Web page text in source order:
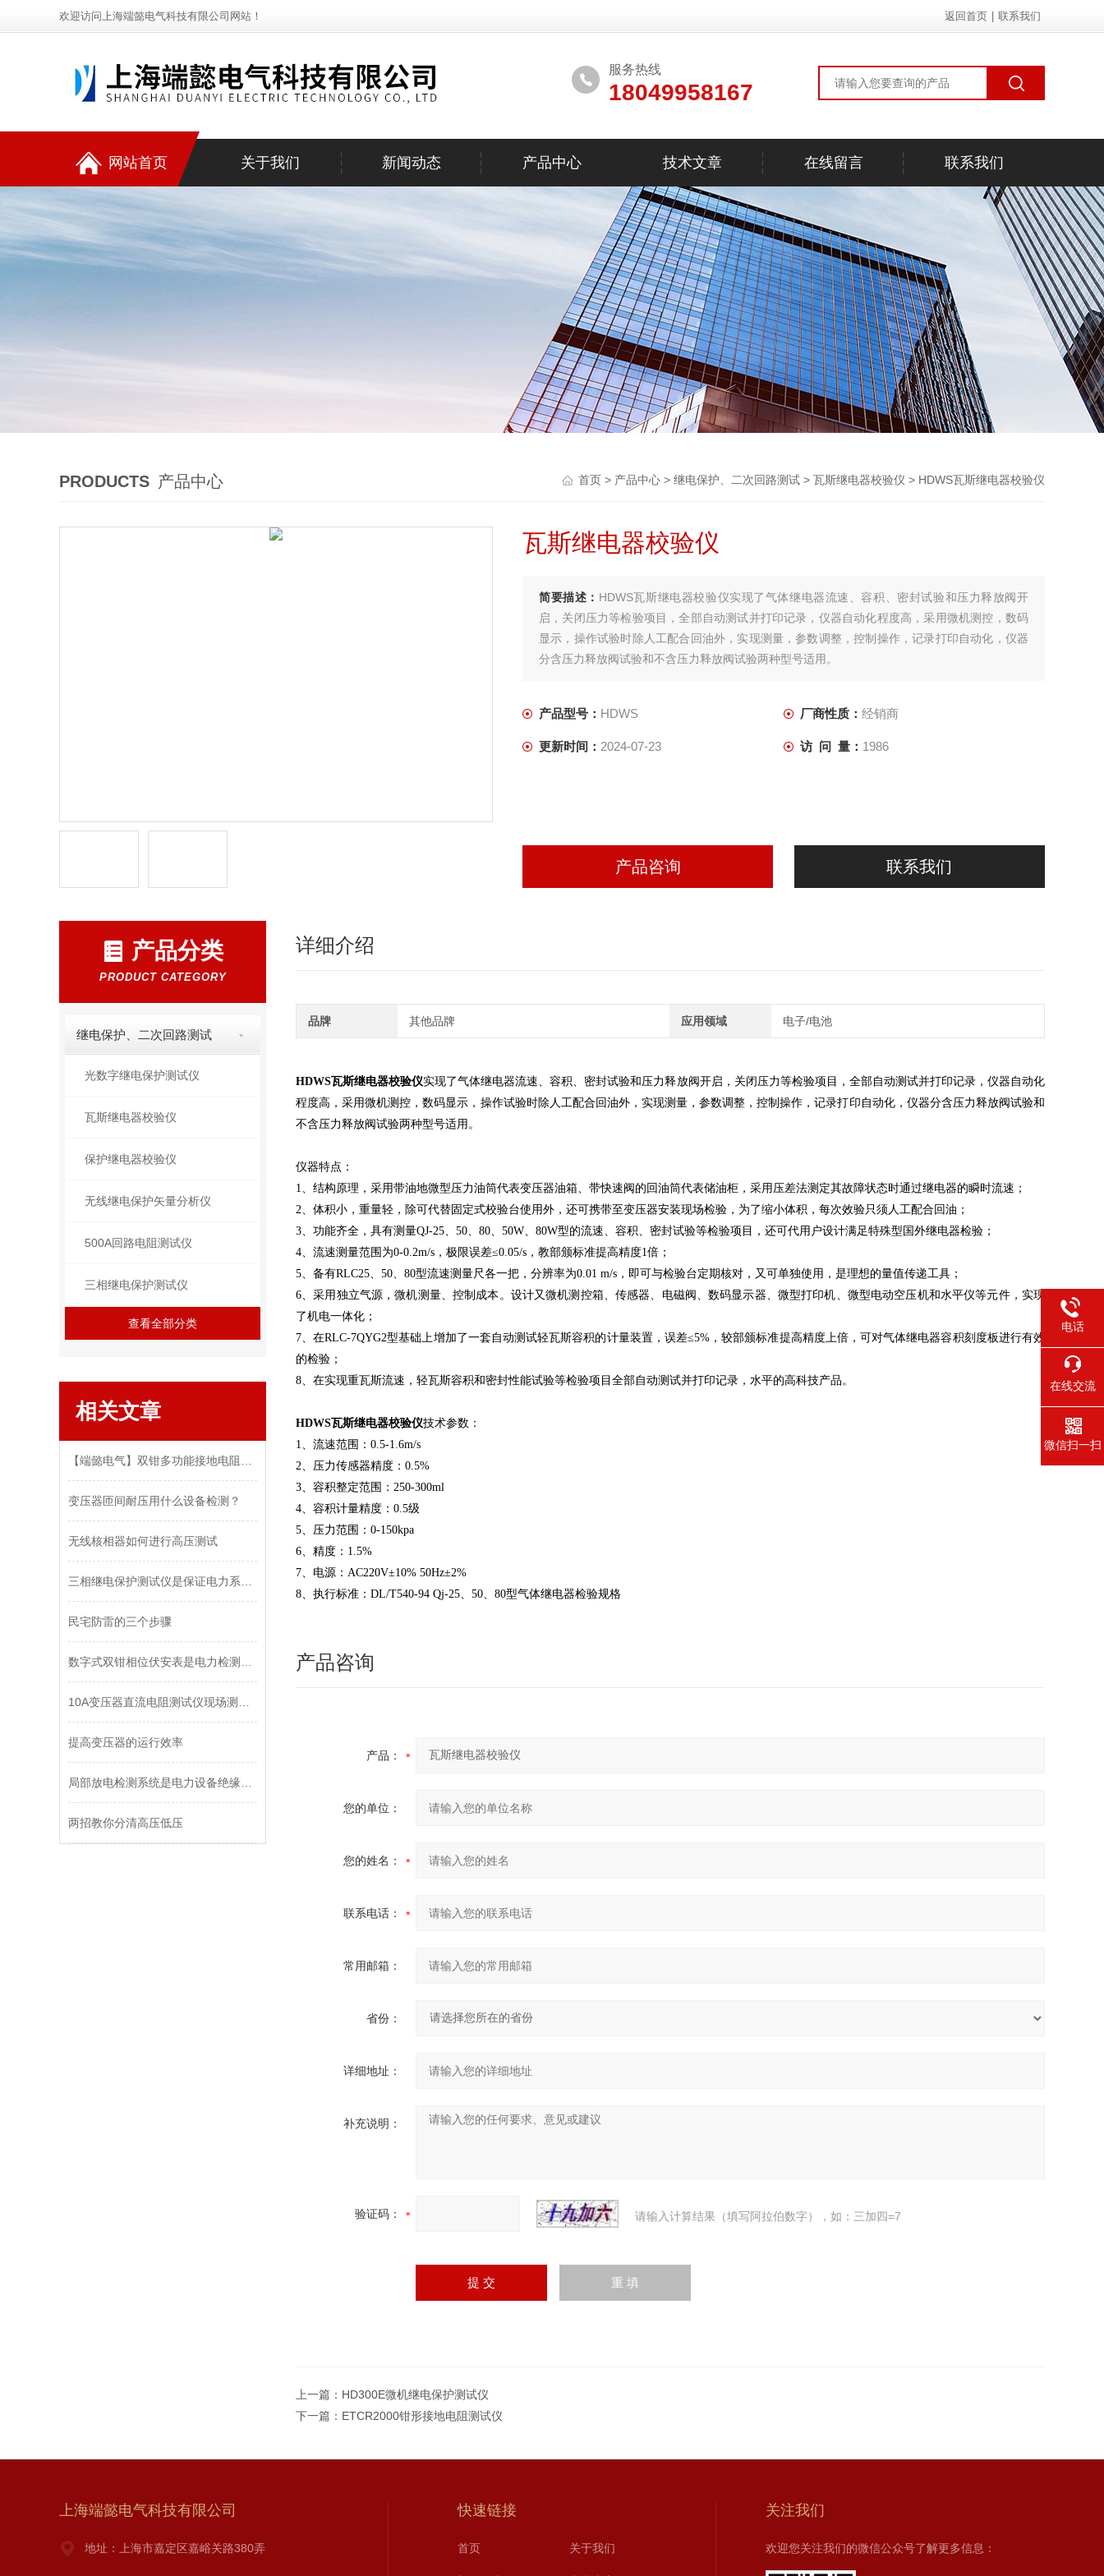
欢迎访问上海端懿电气科技有限公司网站！ 返回首页 联系我们
服务热线
18049958167
网站首页 关于我们 新闻动态 产品中心 技术文章 在线留言 联系我们
PRODUCTS 产品中心 首页 > 产品中心 > 继电保护、二次回路测试 > 瓦斯继电器校验仪 > HDWS瓦斯继电器校验仪
瓦斯继电器校验仪
简要描述： HDWS瓦斯继电器校验仪实现了气体继电器流速、容积、密封试验和压力释放阀开
启，关闭压力等检验项目，全部自动测试并打印记录，仪器自动化程度高，采用微机测控，数码
显示，操作试验时除人工配合回油外，实现测量，参数调整，控制操作，记录打印自动化，仪器
分含压力释放阀试验和不含压力释放阀试验两种型号适用。
产品型号： HDWS 厂商性质： 经销商
更新时间： 2024-07-23 访 问 量： 1986
产品咨询 联系我们
产品分类
PRODUCT CATEGORY
继电保护、二次回路测试
光数字继电保护测试仪
瓦斯继电器校验仪
保护继电器校验仪
无线继电保护矢量分析仪
500A回路电阻测试仪
三相继电保护测试仪
查看全部分类
相关文章
变压器匝间耐压用什么设备检测？
无线核相器如何进行高压测试
民宅防雷的三个步骤
提高变压器的运行效率
两招教你分清高压低压
详细介绍
品牌 其他品牌 应用领域 电子/电池
HDWS瓦斯继电器校验仪实现了气体继电器流速、容积、密封试验和压力释放阀开启，关闭压力等检验项目，全部自动测试并打印记录，仪器自动化
程度高，采用微机测控，数码显示，操作试验时除人工配合回油外，实现测量，参数调整，控制操作，记录打印自动化，仪器分含压力释放阀试验和
不含压力释放阀试验两种型号适用。
仪器特点：
1、结构原理，采用带油地微型压力油筒代表变压器油箱、带快速阀的回油筒代表储油柜，采用压差法测定其故障状态时通过继电器的瞬时流速；
2、体积小，重量轻，除可代替固定式校验台使用外，还可携带至变压器安装现场检验，为了缩小体积，每次效验只须人工配合回油；
3、功能齐全，具有测量QJ-25、50、80、50W、80W型的流速、容积、密封试验等检验项目，还可代用户设计满足特殊型国外继电器检验；
4、流速测量范围为0-0.2m/s，极限误差≤0.05/s，教部颁标准提高精度1倍；
5、备有RLC25、50、80型流速测量尺各一把，分辨率为0.01 m/s，即可与检验台定期核对，又可单独使用，是理想的量值传递工具；
6、采用独立气源，微机测量、控制成本。设计又微机测控箱、传感器、电磁阀、数码显示器、微型打印机、微型电动空压机和水平仪等元件，实现
了机电一体化；
7、在RLC-7QYG2型基础上增加了一套自动测试轻瓦斯容积的计量装置，误差≤5%，较部颁标准提高精度上倍，可对气体继电器容积刻度板进行有效
的检验；
8、在实现重瓦斯流速，轻瓦斯容积和密封性能试验等检验项目全部自动测试并打印记录，水平的高科技产品。
HDWS瓦斯继电器校验仪技术参数：
1、流速范围：0.5-1.6m/s
2、压力传感器精度：0.5%
3、容积整定范围：250-300ml
4、容积计量精度：0.5级
5、压力范围：0-150kpa
6、精度：1.5%
7、电源：AC220V±10% 50Hz±2%
8、执行标准：DL/T540-94 Qj-25、50、80型气体继电器检验规格
产品咨询
产品：
您的单位：
您的姓名：
联系电话：
常用邮箱：
省份：
详细地址：
补充说明：
验证码： 请输入计算结果（填写阿拉伯数字），如：三加四=7
上一篇： HD300E微机继电保护测试仪
下一篇： ETCR2000钳形接地电阻测试仪
上海端懿电气科技有限公司
地址：上海市嘉定区嘉峪关路380弄
快速链接
首页 关于我们
关注我们
欢迎您关注我们的微信公众号了解更多信息：
电话
在线交流
微信扫一扫